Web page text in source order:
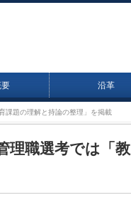
沿革
課題の理解と持論の整理」を掲載
理職選考では「教